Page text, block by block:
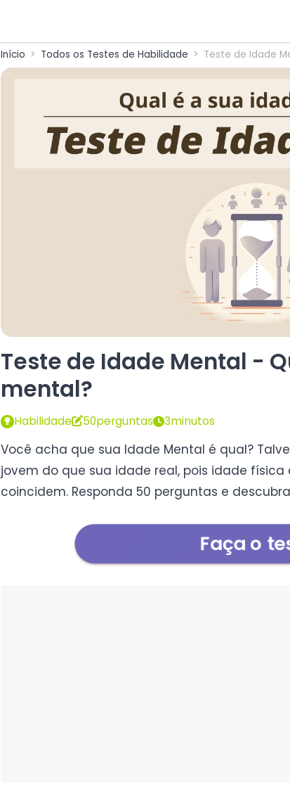
Início Todos os Testes de Habilidade Teste de Idade
Teste de Idade Mental -
mental?
Habilidade 50perguntas 3minutos
Você acha que sua Idade Mental é qual?
jovem do que sua idade real, pois idade
coincidem. Responda 50 perguntas e
Faça o